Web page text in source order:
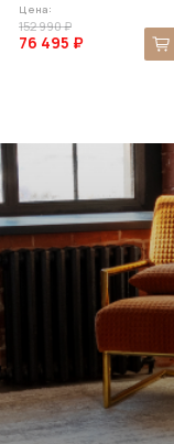
Цена:
152 990 ₽
76 495 ₽